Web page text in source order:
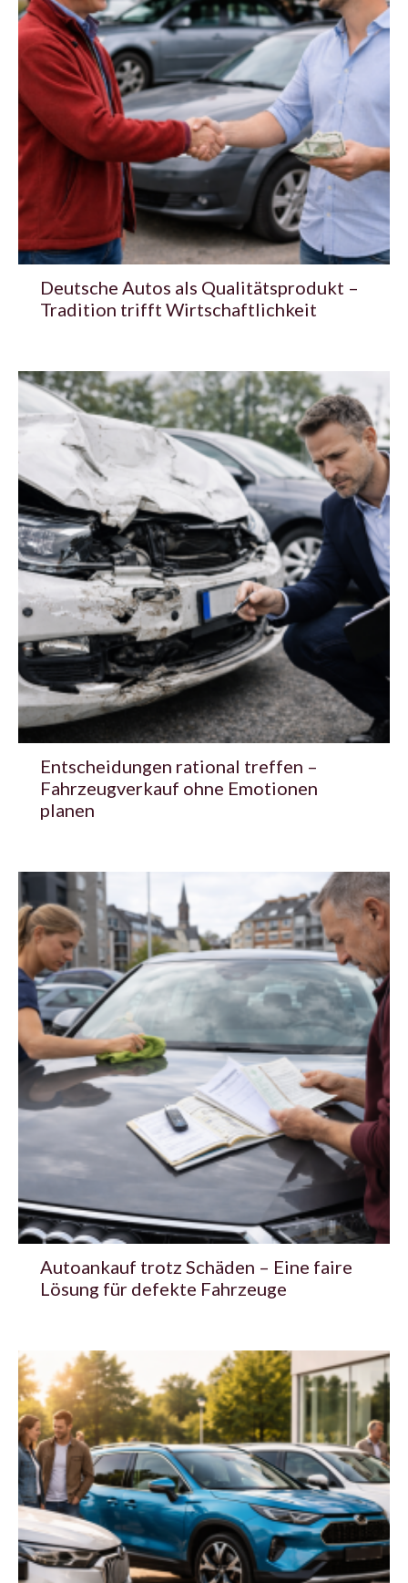
Deutsche Autos als Qualitätsprodukt –
Tradition trifft Wirtschaftlichkeit
Entscheidungen rational treffen –
Fahrzeugverkauf ohne Emotionen
planen
Autoankauf trotz Schäden – Eine faire
Lösung für defekte Fahrzeuge